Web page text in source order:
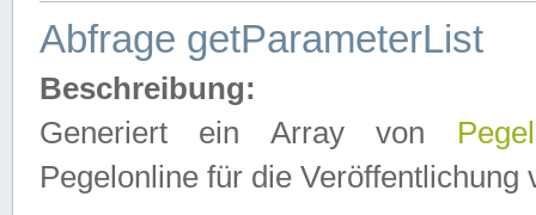
Abfrage getParameterList
Beschreibung:
Generiert ein Array von
Pegelonline für die Veröffentlichung